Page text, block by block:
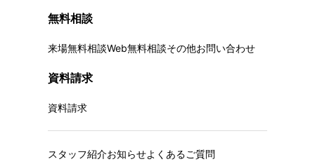
無料相談
来場無料相談Web無料相談その他お問い合わせ
資料請求
資料請求
スタッフ紹介お知らせよくあるご質問